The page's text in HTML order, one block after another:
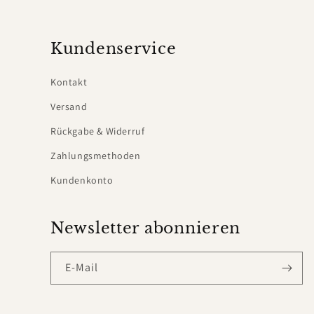
Kundenservice
Kontakt
Versand
Rückgabe & Widerruf
Zahlungsmethoden
Kundenkonto
Newsletter abonnieren
E-Mail